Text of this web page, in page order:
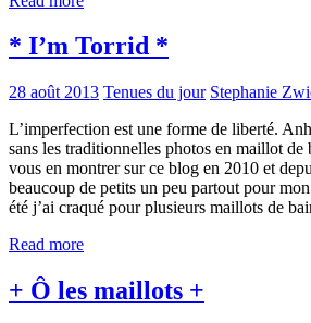
* I’m Torrid *
28 août 2013 Tenues du jour Stephanie
L’imperfection est une forme de liberté.
sans les traditionnelles photos en maillot de
vous en montrer sur ce blog en 2010 et
beaucoup de petits un peu partout pour
été j’ai craqué pour plusieurs maillots de
Read more
+ Ô les maillots +